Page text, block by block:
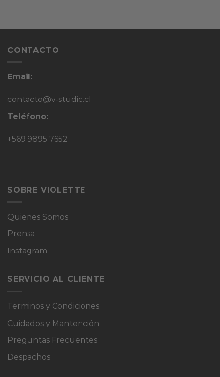
CONTACTO
Email:
contacto@v-studio.cl
Teléfono:
+569 9895 7652
SOBRE VIOLETTE
Quienes Somos
Prensa
Instagram
SERVICIO AL CLIENTE
Terminos y Condiciones
Cuidados y Mantención
Preguntas Frecuentes
Despachos